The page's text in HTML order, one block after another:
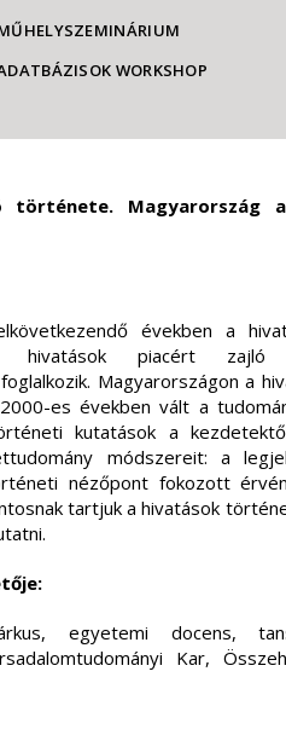
WORKSHOP
története. Magyarország
években a
a hivatások piacért
Magyarországon a
es években vált a
kutatások a
módszereit: a
nézőpont fokozott
tartjuk a hivatások
egyetemi docens,
Kar,